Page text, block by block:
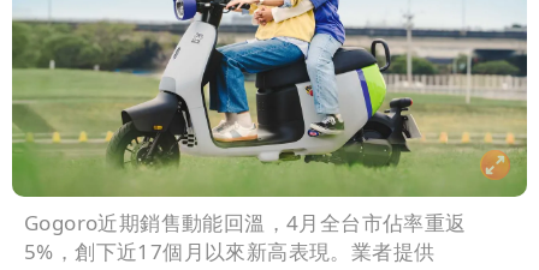
Gogoro近期銷售動能回溫，4月全台市佔率重返
5%，創下近17個月以來新高表現。業者提供